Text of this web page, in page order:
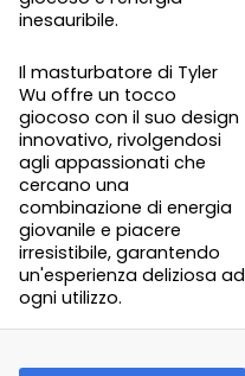
inesauribile.
Il masturbatore di Tyler
Wu offre un tocco
giocoso con il suo design
innovativo, rivolgendosi
agli appassionati che
cercano una
combinazione di energia
giovanile e piacere
irresistibile, garantendo
un'esperienza deliziosa ad
ogni utilizzo.